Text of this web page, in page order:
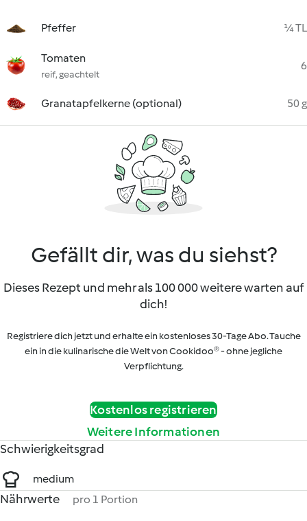
Pfeffer ¼ TL
Tomaten
reif, geachtelt
6
Granatapfelkerne (optional) 50 g
Gefällt dir, was du siehst?
Dieses Rezept und mehr als 100 000 weitere warten auf
dich!
Registriere dich jetzt und erhalte ein kostenloses 30-Tage Abo. Tauche
ein in die kulinarische die Welt von Cookidoo® - ohne jegliche
Verpflichtung.
Kostenlos registrieren
Weitere Informationen
Schwierigkeitsgrad
medium
Nährwerte pro 1 Portion